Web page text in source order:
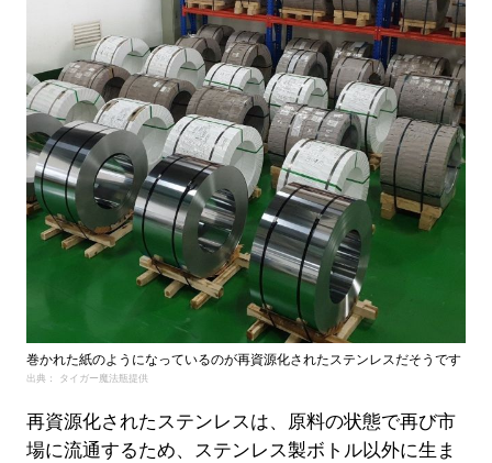
巻かれた紙のようになっているのが再資源化されたステンレスだそうです
出典： タイガー魔法瓶提供
再資源化されたステンレスは、原料の状態で再び市
場に流通するため、ステンレス製ボトル以外に生ま